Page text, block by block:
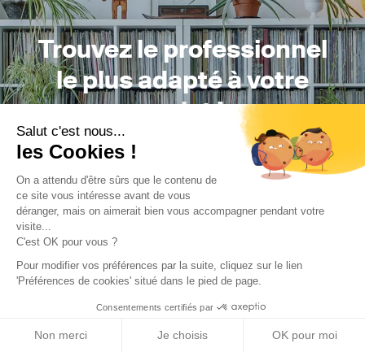
Salut c'est nous...
les Cookies !
On a attendu d'être sûrs que le contenu de
ce site vous intéresse avant de vous
déranger, mais on aimerait bien vous accompagner pendant votre
visite...
C'est OK pour vous ?
Pour modifier vos préférences par la suite, cliquez sur le lien
'Préférences de cookies' situé dans le pied de page.
Consentements certifiés par
Non merci Je choisis OK pour moi
Trouvez le professionnel
le plus adapté à votre
projet !
Trouver mon Concepteur